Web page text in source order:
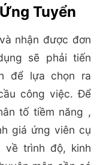
Tuyển
nhận được đơn
sẽ phải tiến
để lựa chọn ra
công việc. Để
tố tiềm năng ,
giá ứng viên cụ
về trình độ, kinh